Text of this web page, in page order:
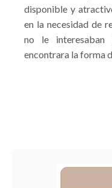
disponible y
en la necesidad de
no le interesaban
encontrara la forma